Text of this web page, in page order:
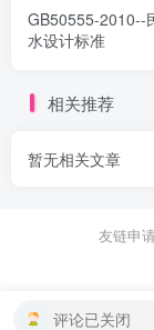
GB50555-2010--
水设计标准
相关推荐
暂无相关文章
友链申
评论已关闭